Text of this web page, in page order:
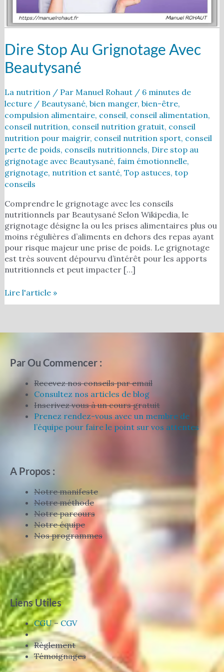
Dire Stop Au Grignotage Avec
Beautysané
La nutrition/ Par Manuel Rohaut / 6 minutes de
lecture/ Beautysané, bien manger, bien-être,
compulsion alimentaire, conseil, conseil alimentation,
conseil nutrition, conseil nutrition gratuit, conseil
nutrition pour maigrir, conseil nutrition sport, conseil
perte de poids, conseils nutritionnels, Dire stop au
grignotage avec Beautysané, faim émotionnelle,
grignotage, nutrition et santé, Top astuces, top
conseils
Comprendre le grignotage avec les conseils
nutritionnels par Beautysané Selon Wikipedia, le
grignotage désigne la ou les prises alimentaires plus ou
moins régulières d’aliments en dehors des repas ayant
pour risque majeur une prise de poids. Le grignotage
est très souvent dépourvu d’intérêt pour les apports
nutritionnels et peut impacter […]
Lire l'article »
Par Ou Commencer :
Recevez nos conseils par email
Consultez nos articles de blog
Inscrivez vous à un cours gratuit
Prenez rendez-vous avec un membre de
l’équipe pour faire le point sur vos attentes
A Propos :
Notre manifeste
Notre méthode
Notre parcours
Notre équipe
Nos programmes
Liens Utiles
CGU–CGV
Règlement
Témoignages